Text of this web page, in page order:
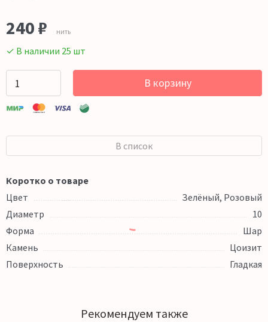
240 ₽ нить
✓ В наличии 25 шт
В корзину
В список
Коротко о товаре
Цвет
Зелёный, Розовый
Диаметр
10
Форма
Шар
Камень
Цоизит
Поверхность
Гладкая
Рекомендуем также